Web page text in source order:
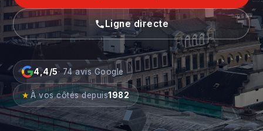
Ligne directe
4,4/5· 74 avis Google
★À vos côtés depuis1982